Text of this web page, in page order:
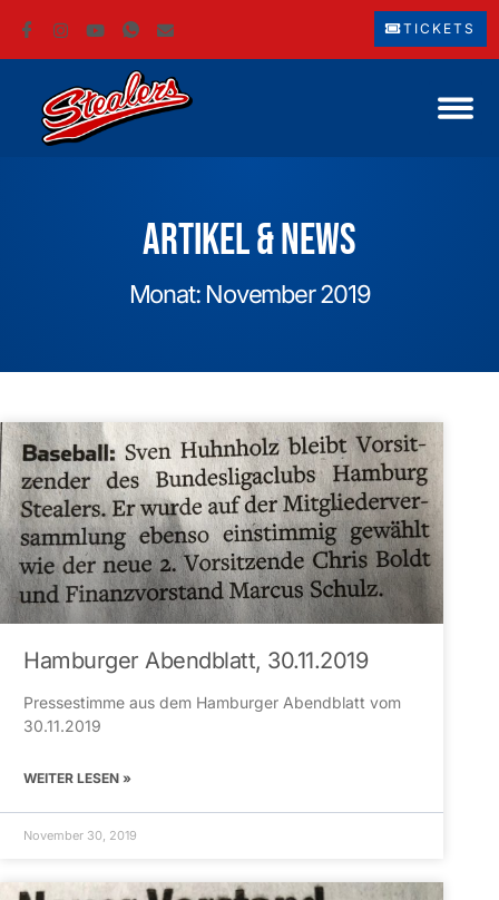
TICKETS
Artikel & News
Monat: November 2019
Hamburger Abendblatt, 30.11.2019
Pressestimme aus dem Hamburger Abendblatt vom
30.11.2019
WEITER LESEN »
November 30, 2019